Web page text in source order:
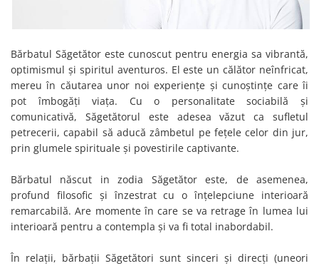
Bărbatul Săgetător este cunoscut pentru energia sa vibrantă,
optimismul și spiritul aventuros. El este un călător neînfricat,
mereu în căutarea unor noi experiențe și cunoștințe care îi
pot îmbogăți viața. Cu o personalitate sociabilă și
comunicativă, Săgetătorul este adesea văzut ca sufletul
petrecerii, capabil să aducă zâmbetul pe fețele celor din jur,
prin glumele spirituale și povestirile captivante.
Bărbatul născut in zodia Săgetător este, de asemenea,
profund filosofic și înzestrat cu o înțelepciune interioară
remarcabilă. Are momente în care se va retrage în lumea lui
interioară pentru a contempla și va fi total inabordabil.
În relații, bărbații Săgetători sunt sinceri și direcți (uneori